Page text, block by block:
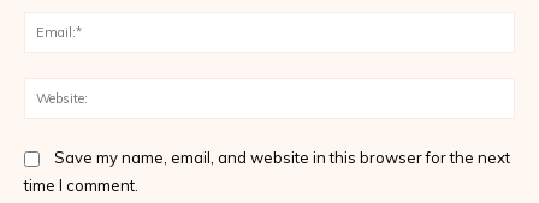
Save my name, email, and website in this browser for the next
time I comment.